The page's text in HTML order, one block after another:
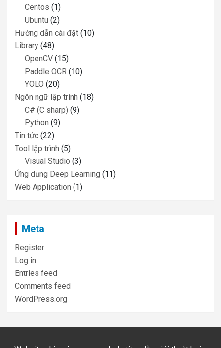
Centos (1)
Ubuntu (2)
Hướng dẫn cài đặt (10)
Library (48)
OpenCV (15)
Paddle OCR (10)
YOLO (20)
Ngôn ngữ lập trình (18)
C# (C sharp) (9)
Python (9)
Tin tức (22)
Tool lập trình (5)
Visual Studio (3)
Ứng dụng Deep Learning (11)
Web Application (1)
Meta
Register
Log in
Entries feed
Comments feed
WordPress.org